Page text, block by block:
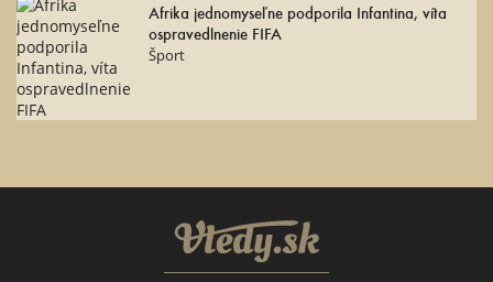
Afrika jednomyseľne podporila Infantina, víta
ospravedlnenie FIFA
Šport